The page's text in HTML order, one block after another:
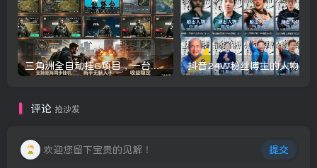
三角洲全自动挂G项目，一台电脑即可操作，防封稳账号，日收益300+，收益全程包回收，省心稳賺【揭秘】
评论 抢沙发
欢迎您留下宝贵的见解！ 提交